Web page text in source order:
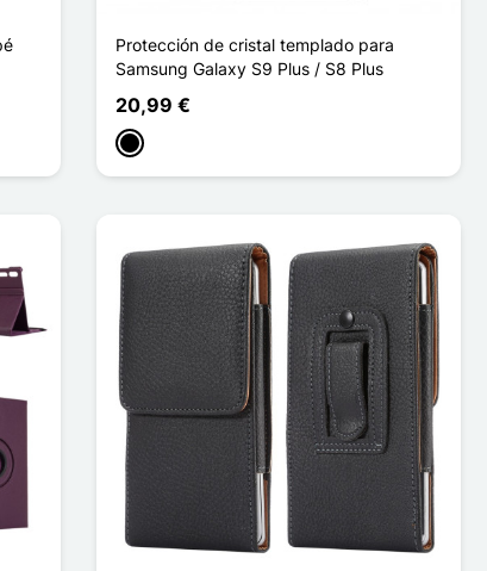
Protección de cristal templado para
Samsung Galaxy S9 Plus / S8 Plus
20,99 €
Negro